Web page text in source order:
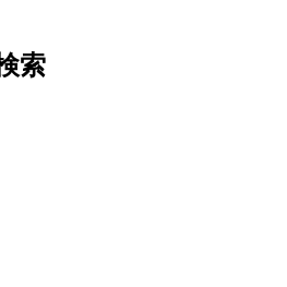
索